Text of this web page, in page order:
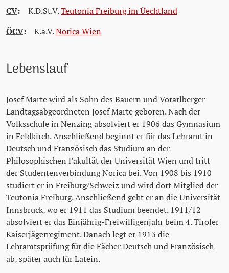
CV: K.D.St.V.Teutonia Freiburg im Üechtland
ÖCV: K.a.V.Norica Wien
Lebenslauf
Josef Marte wird als Sohn des Bauern und Vorarlberger
Landtagsabgeordneten Josef Marte geboren. Nach der
Volksschule in Nenzing absolviert er 1906 das Gymnasium
in Feldkirch. Anschließend beginnt er für das Lehramt in
Deutsch und Französisch das Studium an der
Philosophischen Fakultät der Universität Wien und tritt
der Studentenverbindung Norica bei. Von 1908 bis 1910
studiert er in Freiburg/Schweiz und wird dort Mitglied der
Teutonia Freiburg. Anschließend geht er an die Universität
Innsbruck, wo er 1911 das Studium beendet. 1911/12
absolviert er das Einjährig-Freiwilligenjahr beim 4. Tiroler
Kaiserjägerregiment. Danach legt er 1913 die
Lehramtsprüfung für die Fächer Deutsch und Französisch
ab, später auch für Latein.